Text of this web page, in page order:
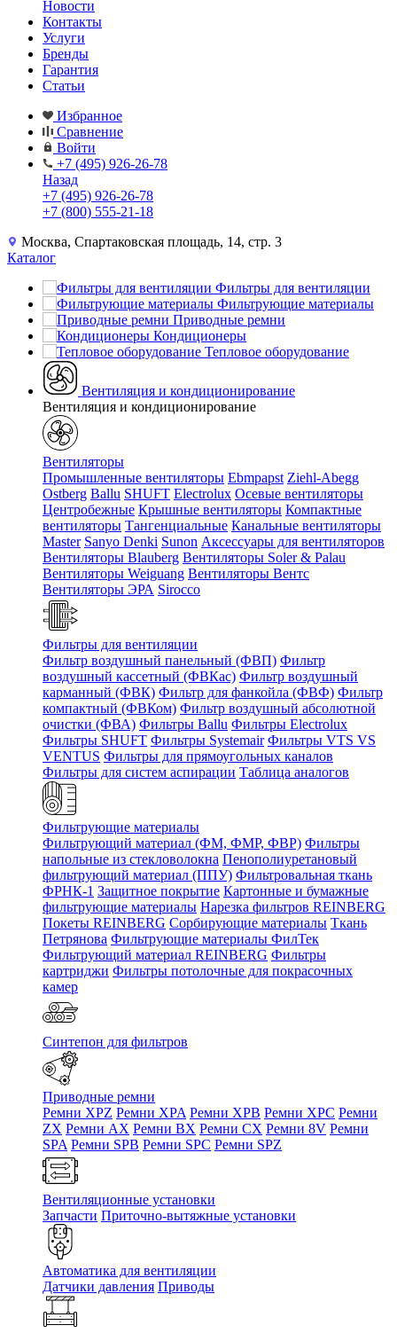
Новости
Контакты
Услуги
Бренды
Гарантия
Статьи
Избранное
Сравнение
Войти
+7 (495) 926-26-78
Назад
+7 (495) 926-26-78
+7 (800) 555-21-18
Москва, Спартаковская площадь, 14, стр. 3
Каталог
Фильтры для вентиляции
Фильтрующие материалы
Приводные ремни
Кондиционеры
Тепловое оборудование
Вентиляция и кондиционирование
Вентиляция и кондиционирование
Вентиляторы
Промышленные вентиляторы Ebmpapst Ziehl-Abegg
Ostberg Ballu SHUFT Electrolux Осевые вентиляторы
Центробежные Крышные вентиляторы Компактные
вентиляторы Тангенциальные Канальные вентиляторы
Master Sanyo Denki Sunon Аксессуары для вентиляторов
Вентиляторы Blauberg Вентиляторы Soler & Palau
Вентиляторы Weiguang Вентиляторы Вентс
Вентиляторы ЭРА Sirocco
Фильтры для вентиляции
Фильтр воздушный панельный (ФВП) Фильтр
воздушный кассетный (ФВКас) Фильтр воздушный
карманный (ФВК) Фильтр для фанкойла (ФВФ) Фильтр
компактный (ФВКом) Фильтр воздушный абсолютной
очистки (ФВА) Фильтры Ballu Фильтры Electrolux
Фильтры SHUFT Фильтры Systemair Фильтры VTS VS
VENTUS Фильтры для прямоугольных каналов
Фильтры для систем аспирации Таблица аналогов
Фильтрующие материалы
Фильтрующий материал (ФМ, ФМР, ФВР) Фильтры
напольные из стекловолокна Пенополиуретановый
фильтрующий материал (ППУ) Фильтровальная ткань
ФРНК-1 Защитное покрытие Картонные и бумажные
фильтрующие материалы Нарезка фильтров REINBERG
Покеты REINBERG Сорбирующие материалы Ткань
Петрянова Фильтрующие материалы ФилТек
Фильтрующий материал REINBERG Фильтры
картриджи Фильтры потолочные для покрасочных
камер
Синтепон для фильтров
Приводные ремни
Ремни XPZ Ремни XPA Ремни XPB Ремни XPC Ремни
ZX Ремни AX Ремни BX Ремни CX Ремни 8V Ремни
SPA Ремни SPB Ремни SPC Ремни SPZ
Вентиляционные установки
Запчасти Приточно-вытяжные установки
Автоматика для вентиляции
Датчики давления Приводы